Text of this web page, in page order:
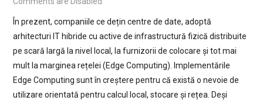
În prezent, companiile ce dețin centre de date, adoptă
arhitecturi IT hibride cu active de infrastructură fizică distribuite
pe scară largă la nivel local, la furnizorii de colocare și tot mai
mult la marginea rețelei (Edge Computing). Implementările
Edge Computing sunt în creștere pentru că există o nevoie de
utilizare orientată pentru calcul local, stocare și rețea. Deși